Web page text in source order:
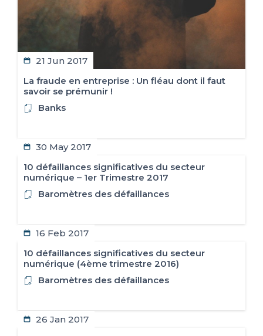
21 Jun 2017
La fraude en entreprise : Un fléau dont il faut
savoir se prémunir !
Banks
30 May 2017
10 défaillances significatives du secteur
numérique – 1er Trimestre 2017
Baromètres des défaillances
16 Feb 2017
10 défaillances significatives du secteur
numérique (4ème trimestre 2016)
Baromètres des défaillances
26 Jan 2017